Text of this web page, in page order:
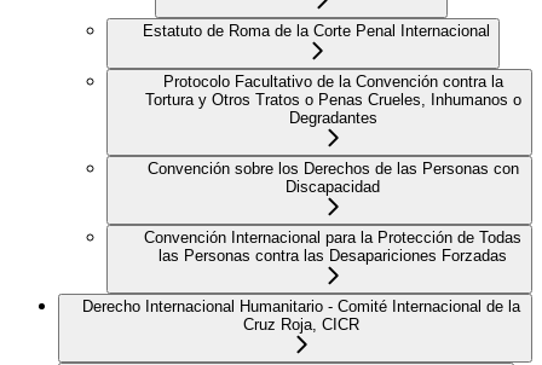
Estatuto de Roma de la Corte Penal Internacional
Protocolo Facultativo de la Convención contra la
Tortura y Otros Tratos o Penas Crueles, Inhumanos o
Degradantes
Convención sobre los Derechos de las Personas con
Discapacidad
Convención Internacional para la Protección de Todas
las Personas contra las Desapariciones Forzadas
Derecho Internacional Humanitario - Comité Internacional de la
Cruz Roja, CICR